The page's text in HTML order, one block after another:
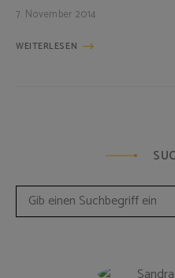
7. November 2014
WEITERLESEN
Search